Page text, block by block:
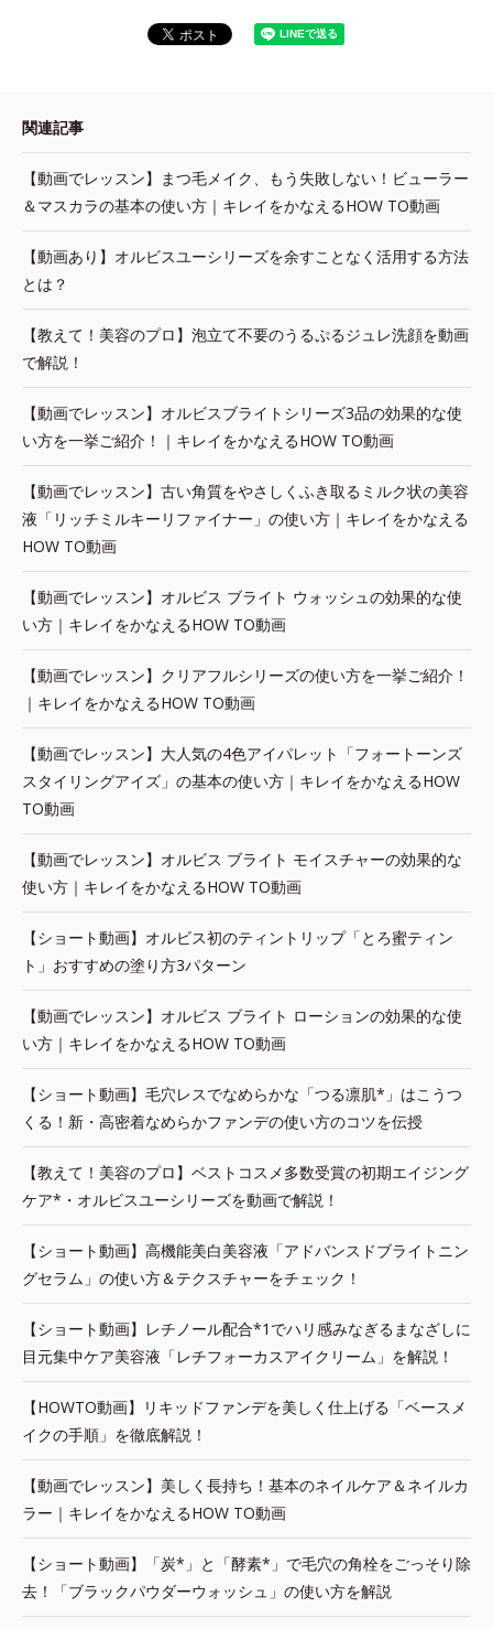
関連記事
【動画でレッスン】まつ毛メイク、もう失敗しない！ビューラー
＆マスカラの基本の使い方｜キレイをかなえるHOW TO動画
【動画あり】オルビスユーシリーズを余すことなく活用する方法
とは？
【教えて！美容のプロ】泡立て不要のうるぷるジュレ洗顔を動画
で解説！
【動画でレッスン】オルビスブライトシリーズ3品の効果的な使
い方を一挙ご紹介！｜キレイをかなえるHOW TO動画
【動画でレッスン】古い角質をやさしくふき取るミルク状の美容
液「リッチミルキーリファイナー」の使い方｜キレイをかなえる
HOW TO動画
【動画でレッスン】オルビス ブライト ウォッシュの効果的な使
い方｜キレイをかなえるHOW TO動画
【動画でレッスン】クリアフルシリーズの使い方を一挙ご紹介！
｜キレイをかなえるHOW TO動画
【動画でレッスン】大人気の4色アイパレット「フォートーンズ
スタイリングアイズ」の基本の使い方｜キレイをかなえるHOW
TO動画
【動画でレッスン】オルビス ブライト モイスチャーの効果的な
使い方｜キレイをかなえるHOW TO動画
【ショート動画】オルビス初のティントリップ「とろ蜜ティン
ト」おすすめの塗り方3パターン
【動画でレッスン】オルビス ブライト ローションの効果的な使
い方｜キレイをかなえるHOW TO動画
【ショート動画】毛穴レスでなめらかな「つる凛肌*」はこうつ
くる！新・高密着なめらかファンデの使い方のコツを伝授
【教えて！美容のプロ】ベストコスメ多数受賞の初期エイジング
ケア*・オルビスユーシリーズを動画で解説！
【ショート動画】高機能美白美容液「アドバンスドブライトニン
グセラム」の使い方＆テクスチャーをチェック！
【ショート動画】レチノール配合*1でハリ感みなぎるまなざしに
目元集中ケア美容液「レチフォーカスアイクリーム」を解説！
【HOWTO動画】リキッドファンデを美しく仕上げる「ベースメ
イクの手順」を徹底解説！
【動画でレッスン】美しく長持ち！基本のネイルケア＆ネイルカ
ラー｜キレイをかなえるHOW TO動画
【ショート動画】「炭*」と「酵素*」で毛穴の角栓をごっそり除
去！「ブラックパウダーウォッシュ」の使い方を解説